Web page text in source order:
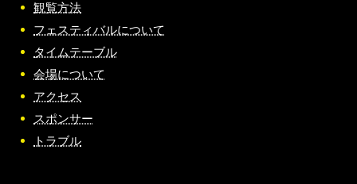
観覧方法
フェスティバルについて
タイムテーブル
会場について
アクセス
スポンサー
トラブル